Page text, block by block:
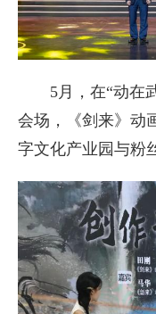
5月，在“动在
会场，《剑来》动
字文化产业园与粉